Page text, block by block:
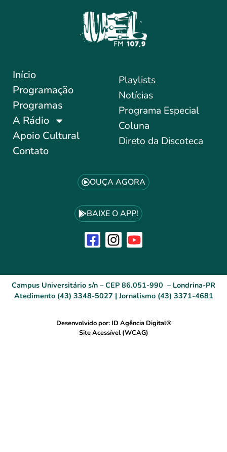
Início
Programação
Programas
A Rádio
Apoio Cultural
Contato
Playlists
Notícias
Programa Especial
Coluna
Direto da Discoteca
OUÇA AGORA
BAIXE O APP!
Campus Universitário s/n – CEP 86.051-990 – Londrina-PR
Atedimento (43) 3348-5027 | Jornalismo (43) 3371-4681
Desenvolvido por: ID Agência Digital®
Site Acessível (WCAG)